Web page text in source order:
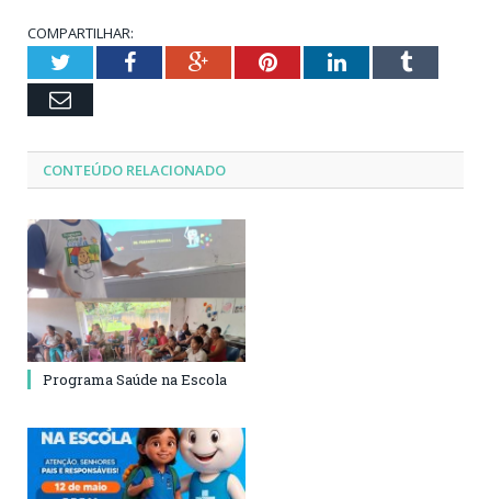
COMPARTILHAR:
TwitterFacebookGoogle+PinterestLinkedInTumblr
Email
CONTEÚDO RELACIONADO
Programa Saúde na Escola